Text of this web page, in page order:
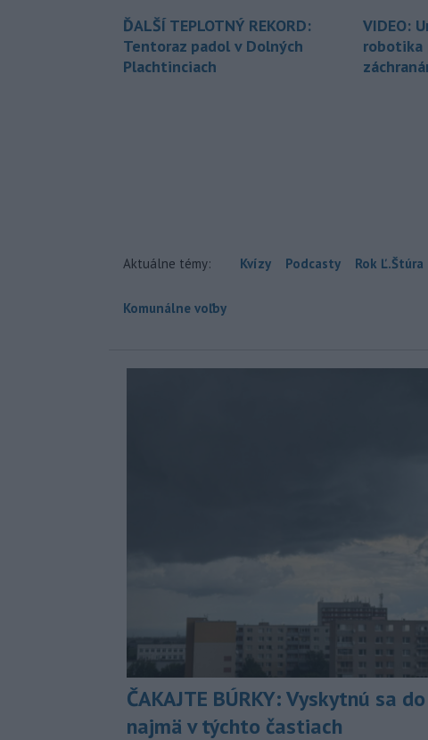
ĎALŠÍ TEPLOTNÝ REKORD:
Tentoraz padol v Dolných
Plachtinciach
VIDEO:
robotika
Aktuálne témy: Kvízy Podcasty Rok Ľ.Štúra
Komunálne voľby
ČAKAJTE BÚRKY: Vyskytnú sa
najmä v týchto častiach